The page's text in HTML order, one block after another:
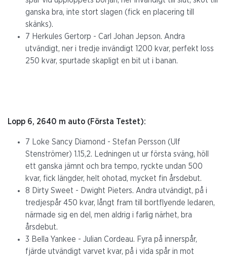
ganska bra, inte stort slagen (fick en placering till
skänks).
7 Herkules Gertorp - Carl Johan Jepson. Andra
utvändigt, ner i tredje invändigt 1200 kvar, perfekt loss
250 kvar, spurtade skapligt en bit ut i banan.
Lopp 6, 2640 m auto (Första Testet):
7 Loke Sancy Diamond - Stefan Persson (Ulf
Stenströmer) 1.15,2. Ledningen ut ur första sväng, höll
ett ganska jämnt och bra tempo, ryckte undan 500
kvar, fick längder, helt ohotad, mycket fin årsdebut.
8 Dirty Sweet - Dwight Pieters. Andra utvändigt, på i
tredjespår 450 kvar, långt fram till bortflyende ledaren,
närmade sig en del, men aldrig i farlig närhet, bra
årsdebut.
3 Bella Yankee - Julian Cordeau. Fyra på innerspår,
fjärde utvändigt varvet kvar, på i vida spår in mot